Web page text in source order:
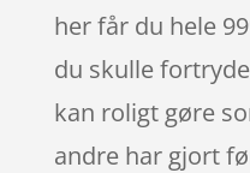
her får du hele
du skulle
kan roligt gøre
andre har gjort